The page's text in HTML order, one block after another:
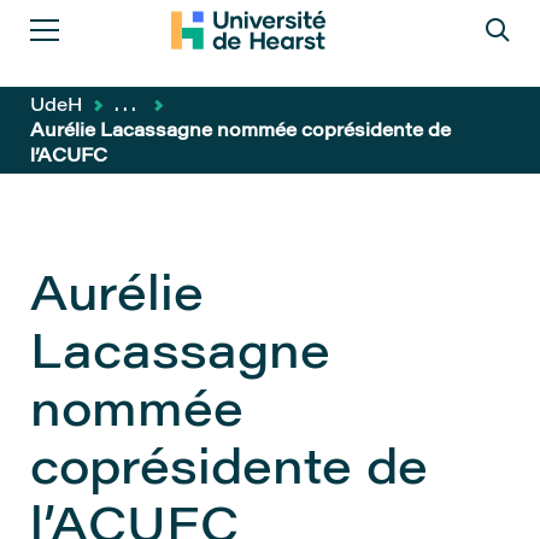
UdeH
...
Aurélie Lacassagne nommée coprésidente de
l’ACUFC
Aurélie
Lacassagne
nommée
coprésidente de